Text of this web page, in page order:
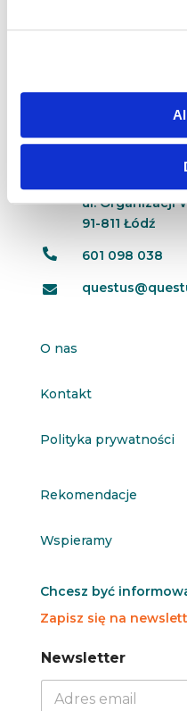
Dane kontaktowe

ul. Organizacji
91-811 Łódź
 601 098 038

O nas
Kontakt
Polityka prywatności
Rekomendacje
Wspieramy
Chcesz być
Zapisz się na
N
N
Newsletter